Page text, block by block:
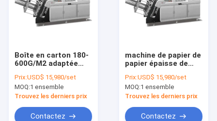
Boîte en carton 180-
600G/M2 adaptée
formant la machine
pour des plateaux de
nourriture
Prix:USD$ 15,980/set
MOQ:1 ensemble
Trouvez les derniers prix
Contactez
machine de papier de
papier épaisse de
nourriture de la
machine FECT de
gamelle de 1.5mm
Prix:USD$ 15,980/set
MOQ:1 ensemble
Trouvez les derniers prix
Contactez